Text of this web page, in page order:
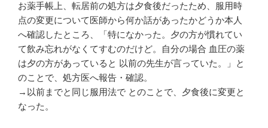
お薬手帳上、転居前の処方は夕食後だったため、服用時
点の変更について医師から何か話があったかどうか本人
へ確認したところ、「特になかった。夕の方が慣れてい
て飲み忘れがなくてすむのだけど。自分の場合 血圧の薬
は夕の方があっていると 以前の先生が言っていた。」と
のことで、処方医へ報告・確認。
→以前までと同じ服用法で とのことで、夕食後に変更と
なった。